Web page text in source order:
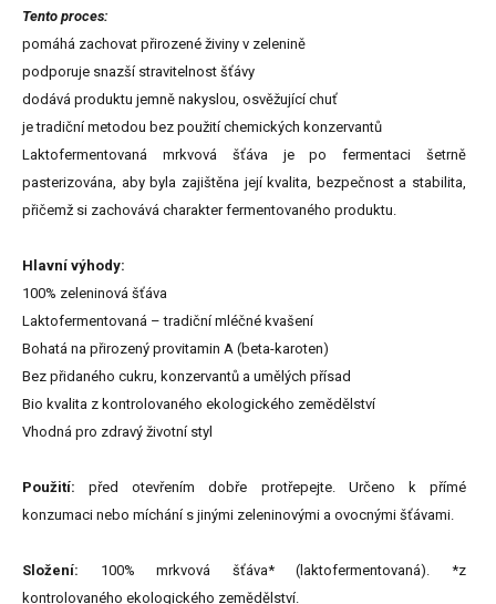
Tento proces:
pomáhá zachovat přirozené živiny v zelenině
podporuje snazší stravitelnost šťávy
dodává produktu jemně nakyslou, osvěžující chuť
je tradiční metodou bez použití chemických konzervantů
Laktofermentovaná mrkvová šťáva je po fermentaci šetrně
pasterizována, aby byla zajištěna její kvalita, bezpečnost a stabilita,
přičemž si zachovává charakter fermentovaného produktu.
Hlavní výhody:
100% zeleninová šťáva
Laktofermentovaná – tradiční mléčné kvašení
Bohatá na přirozený provitamin A (beta-karoten)
Bez přidaného cukru, konzervantů a umělých přísad
Bio kvalita z kontrolovaného ekologického zemědělství
Vhodná pro zdravý životní styl
Použití: před otevřením dobře protřepejte. Určeno k přímé
konzumaci nebo míchání s jinými zeleninovými a ovocnými šťávami.
Složení: 100% mrkvová šťáva* (laktofermentovaná). *z
kontrolovaného ekologického zemědělství.